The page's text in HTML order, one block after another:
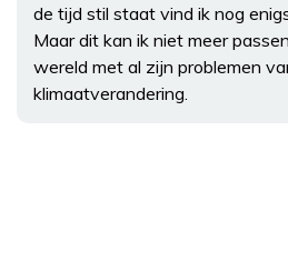
de tijd stil staat vind ik nog
Maar dit kan ik niet meer
wereld met al zijn problemen
klimaatverandering.